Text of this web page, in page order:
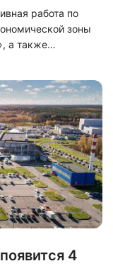
работа по
зоны
а также
Беглов
возможно
финансов.
для
4